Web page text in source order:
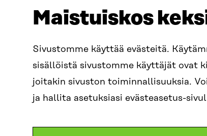
Maistuiskos
Sivustomme käyttää evästeitä.
sisällöistä sivustomme käyttäjät ovat
joitakin sivuston toiminnallisuuksia.
ja hallita asetuksiasi evästeasetus-
ADDRESS
160,
00181 Helsinki
How to get to Sitra?
BUSINESS ID